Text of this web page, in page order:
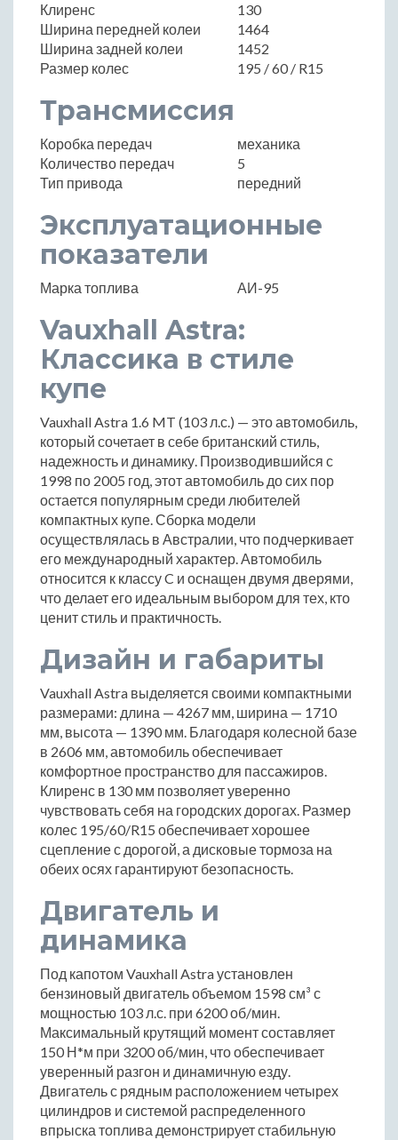
Клиренс
130
Ширина передней колеи
1464
Ширина задней колеи
1452
Размер колес
195 / 60 / R15
Трансмиссия
Коробка передач
механика
Количество передач
5
Тип привода
передний
Эксплуатационные
показатели
Марка топлива АИ-95
Vauxhall Astra:
Классика в стиле
купе
Vauxhall Astra 1.6 MT (103 л.с.) — это автомобиль,
который сочетает в себе британский стиль,
надежность и динамику. Производившийся с
1998 по 2005 год, этот автомобиль до сих пор
остается популярным среди любителей
компактных купе. Сборка модели
осуществлялась в Австралии, что подчеркивает
его международный характер. Автомобиль
относится к классу C и оснащен двумя дверями,
что делает его идеальным выбором для тех, кто
ценит стиль и практичность.
Дизайн и габариты
Vauxhall Astra выделяется своими компактными
размерами: длина — 4267 мм, ширина — 1710
мм, высота — 1390 мм. Благодаря колесной базе
в 2606 мм, автомобиль обеспечивает
комфортное пространство для пассажиров.
Клиренс в 130 мм позволяет уверенно
чувствовать себя на городских дорогах. Размер
колес 195/60/R15 обеспечивает хорошее
сцепление с дорогой, а дисковые тормоза на
обеих осях гарантируют безопасность.
Двигатель и
динамика
Под капотом Vauxhall Astra установлен
бензиновый двигатель объемом 1598 см³ с
мощностью 103 л.с. при 6200 об/мин.
Максимальный крутящий момент составляет
150 Н*м при 3200 об/мин, что обеспечивает
уверенный разгон и динамичную езду.
Двигатель с рядным расположением четырех
цилиндров и системой распределенного
впрыска топлива демонстрирует стабильную